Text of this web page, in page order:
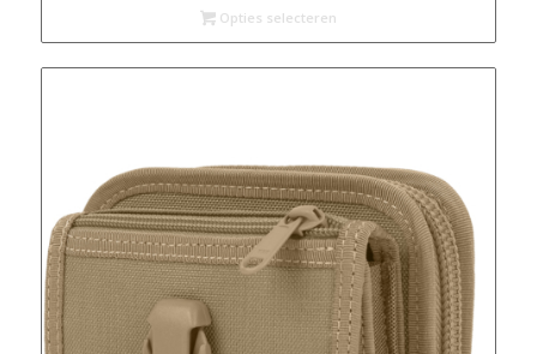
Opties selecteren